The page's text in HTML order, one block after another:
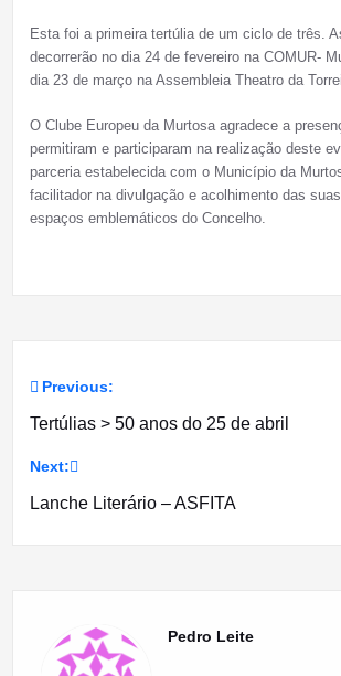
Esta foi a primeira tertúlia de um ciclo de três.
decorrerão no dia 24 de fevereiro na COMUR-
dia 23 de março na Assembleia Theatro da
O Clube Europeu da Murtosa agradece a
permitiram e participaram na realização deste
parceria estabelecida com o Município da
facilitador na divulgação e acolhimento das
espaços emblemáticos do Concelho.
Navegação
artigos
Previous:
Tertúlias > 50 anos do 25 de abril
Next:
Lanche Literário – ASFITA
Pedro Leite